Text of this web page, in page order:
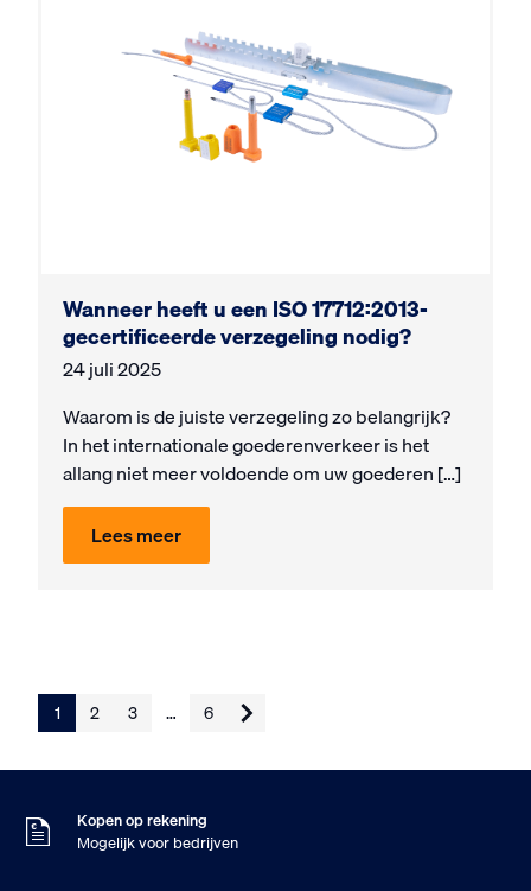
Wanneer heeft u een ISO 17712:2013-
gecertificeerde verzegeling nodig?
24 juli 2025
Waarom is de juiste verzegeling zo belangrijk?
In het internationale goederenverkeer is het
allang niet meer voldoende om uw goederen […]
Lees meer
1 2 3 … 6
Voor 16:00 besteld
9
Klanten geven ons
Kopen op rekening
Mogelijk voor bedrijven